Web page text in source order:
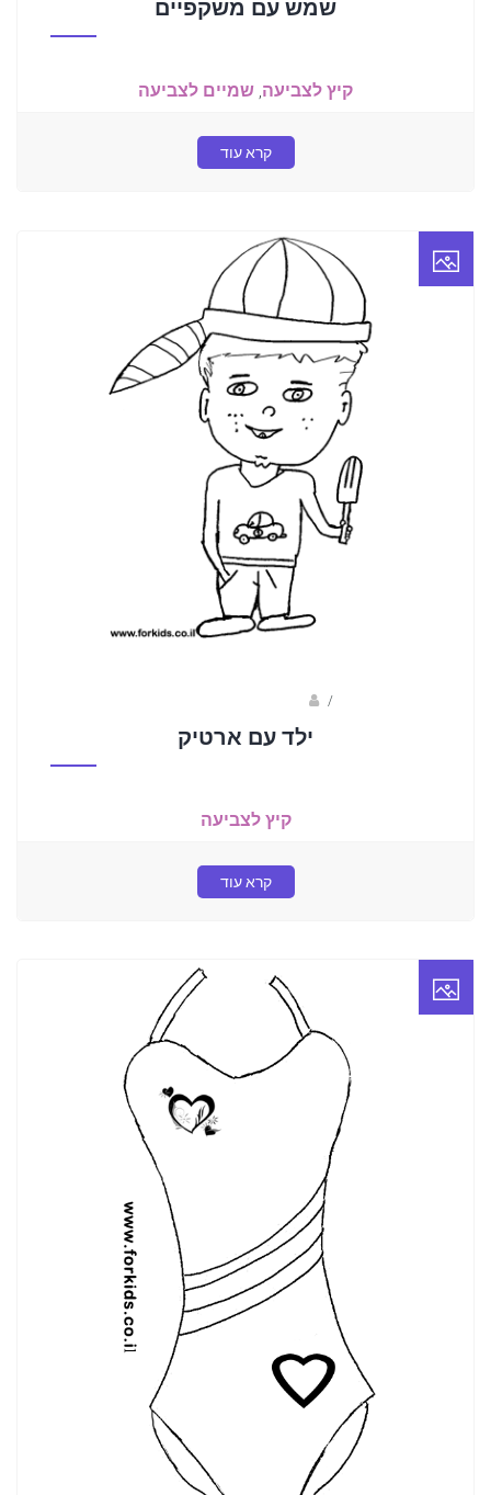
שמש עם משקפיים
קיץ לצביעה, שמיים לצביעה
קרא עוד
/
ילד עם ארטיק
קיץ לצביעה
קרא עוד